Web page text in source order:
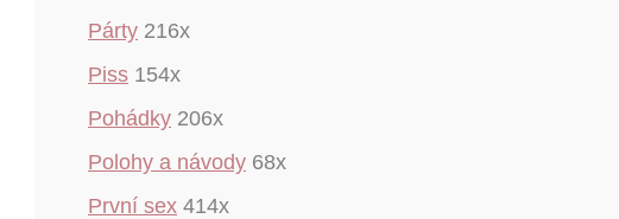
Párty 216x
Piss 154x
Pohádky 206x
Polohy a návody 68x
První sex 414x